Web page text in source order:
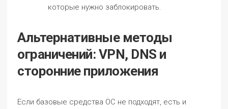
которые нужно заблокировать.
Альтернативные методы
ограничений: VPN, DNS и
сторонние приложения
Если базовые средства ОС не подходят, есть и